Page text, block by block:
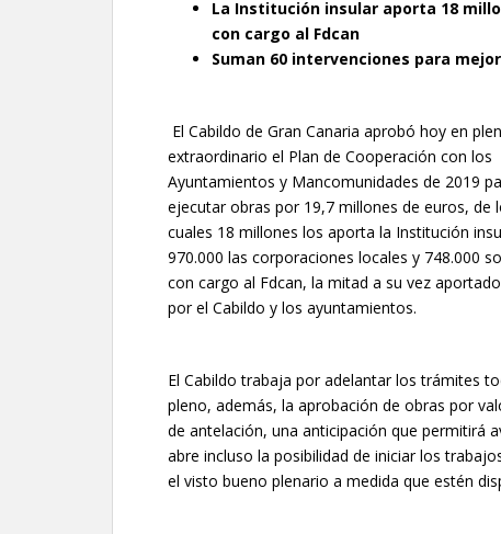
La Institución insular aporta 18
con cargo al Fdcan
Suman 60 intervenciones para
El Cabildo de Gran Canaria aprobó hoy en
extraordinario el Plan de Cooperación con los
Ayuntamientos y Mancomunidades de 2019
ejecutar obras por 19,7 millones de euros, de
cuales 18 millones los aporta la Institución
970.000 las corporaciones locales y 748.000
con cargo al Fdcan, la mitad a su vez aportado
por el Cabildo y los ayuntamientos.
El Cabildo trabaja por adelantar los trámites
pleno, además, la aprobación de obras por
de antelación, una anticipación que permitirá
abre incluso la posibilidad de iniciar los
el visto bueno plenario a medida que estén